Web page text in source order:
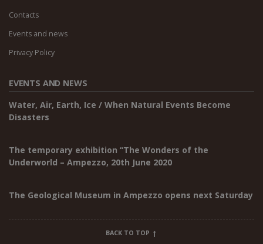
Contacts
Events and news
Privacy Policy
EVENTS AND NEWS
Water, Air, Earth, Ice / When Natural Events Become
Disasters
The temporary exhibition “The Wonders of the
Underworld – Ampezzo, 20th June 2020
The Geological Museum in Ampezzo opens next Saturday
BACK TO TOP